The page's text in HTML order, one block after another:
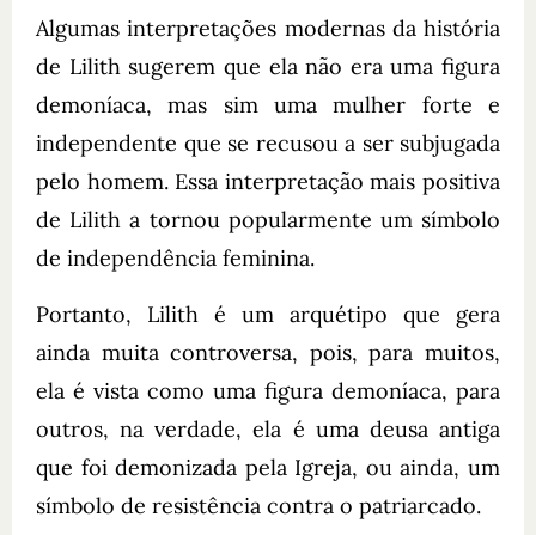
Algumas interpretações modernas da história
de Lilith sugerem que ela não era uma figura
demoníaca, mas sim uma mulher forte e
independente que se recusou a ser subjugada
pelo homem. Essa interpretação mais positiva
de Lilith a tornou popularmente um símbolo
de independência feminina.
Portanto, Lilith é um arquétipo que gera
ainda muita controversa, pois, para muitos,
ela é vista como uma figura demoníaca, para
outros, na verdade, ela é uma deusa antiga
que foi demonizada pela Igreja, ou ainda, um
símbolo de resistência contra o patriarcado.